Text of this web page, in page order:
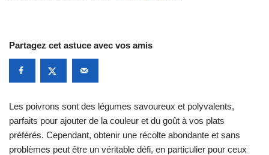
Partagez cet astuce avec vos amis
Les poivrons sont des légumes savoureux et polyvalents,
parfaits pour ajouter de la couleur et du goût à vos plats
préférés. Cependant, obtenir une récolte abondante et sans
problèmes peut être un véritable défi, en particulier pour ceux